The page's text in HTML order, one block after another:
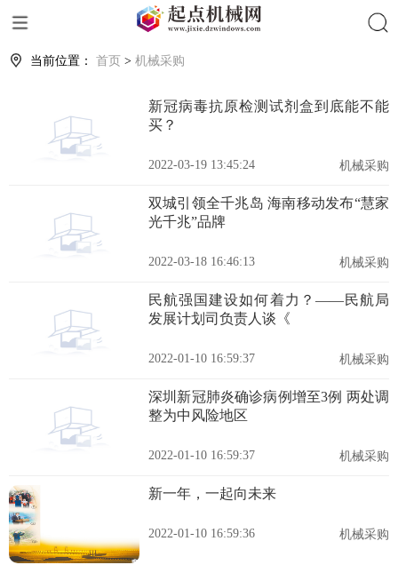
当前位置： 首页 > 机械采购
新冠病毒抗原检测试剂盒到底能不能
买？
2022-03-19 13:45:24 机械采购
双城引领全千兆岛 海南移动发布“慧家
光千兆”品牌
2022-03-18 16:46:13 机械采购
民航强国建设如何着力？——民航局
发展计划司负责人谈《
2022-01-10 16:59:37 机械采购
深圳新冠肺炎确诊病例增至3例 两处调
整为中风险地区
2022-01-10 16:59:37 机械采购
新一年，一起向未来
2022-01-10 16:59:36 机械采购